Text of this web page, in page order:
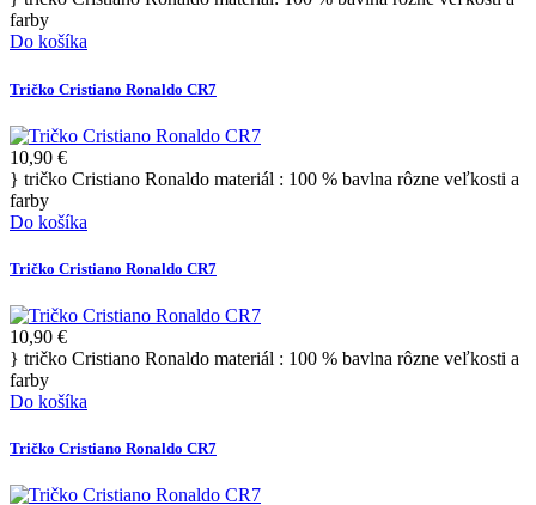
farby
Do košíka
Tričko Cristiano Ronaldo CR7
10,90 €
} tričko Cristiano Ronaldo materiál : 100 % bavlna rôzne veľkosti a
farby
Do košíka
Tričko Cristiano Ronaldo CR7
10,90 €
} tričko Cristiano Ronaldo materiál : 100 % bavlna rôzne veľkosti a
farby
Do košíka
Tričko Cristiano Ronaldo CR7